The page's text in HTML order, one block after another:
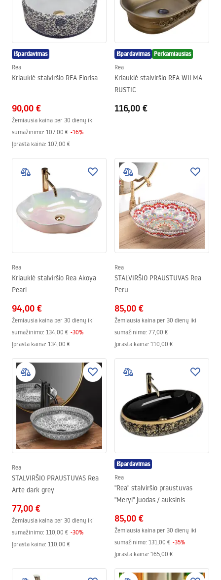
Išpardavimas
Rea
Kriauklė stalviršio REA Florisa
90,00 €
Žemiausia kaina per 30 dienų iki
sumažinimo: 107,00 € -16%
Įprasta kaina: 107,00 €
Išpardavimas Perkamiausias
Rea
Kriauklė stalviršio REA WILMA
RUSTIC
116,00 €
Rea
Kriauklė stalviršio Rea Akoya
Pearl
94,00 €
Žemiausia kaina per 30 dienų iki
sumažinimo: 134,00 € -30%
Įprasta kaina: 134,00 €
Rea
STALVIRŠIO PRAUSTUVAS Rea
Peru
85,00 €
Žemiausia kaina per 30 dienų iki
sumažinimo: 77,00 €
Įprasta kaina: 110,00 €
Rea
STALVIRŠIO PRAUSTUVAS Rea
Arte dark grey
77,00 €
Žemiausia kaina per 30 dienų iki
sumažinimo: 110,00 € -30%
Įprasta kaina: 110,00 €
Išpardavimas
Rea
"Rea" stalviršio praustuvas
"Meryl" juodas / auksinis
85,00 €
Žemiausia kaina per 30 dienų iki
sumažinimo: 131,00 € -35%
Įprasta kaina: 165,00 €